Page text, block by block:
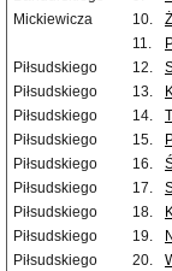
Mickiewicza
10.
11.
Piłsudskiego
12.
Piłsudskiego
13.
Piłsudskiego
14.
Piłsudskiego
15.
Piłsudskiego
16.
Piłsudskiego
17.
Piłsudskiego
18.
Piłsudskiego
19.
Piłsudskiego
20.